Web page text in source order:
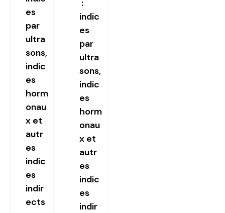
es
par
ultra
sons,
indic
es
horm
onau
x et
autr
es
indic
es
indir
ects
:
indic
es
par
ultra
sons,
indic
es
horm
onau
x et
autr
es
indic
es
indir